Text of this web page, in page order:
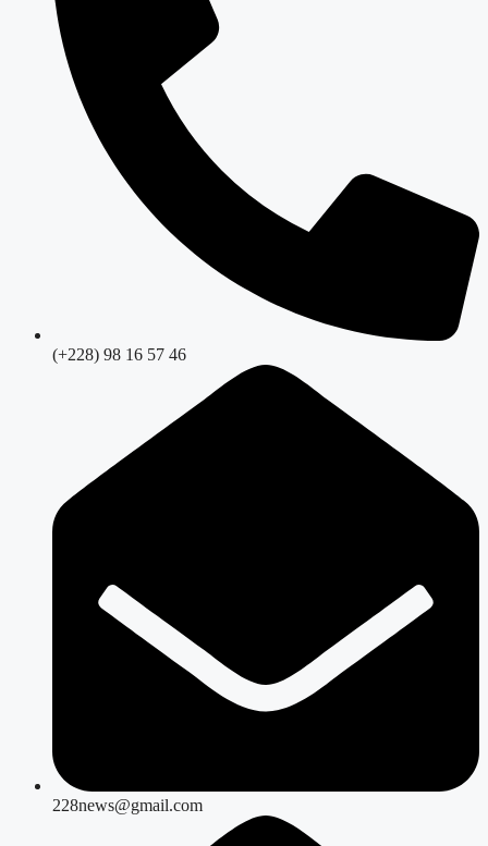
(+228) 98 16 57 46
228news@gmail.com